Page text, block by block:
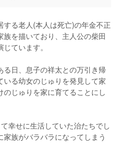
る老人(本人は死亡)の年金不正
を描いており、主人公の柴田
ています。
る日、息子の祥太との万引き帰
いる幼女のじゅりを発見して家
じゅりを家に育てることにし
幸せに生活していた治たちでし
族がバラバラになってしまう